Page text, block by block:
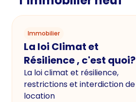
Immobilier
La loi Climat et
Résilience , c'est quoi?
La loi climat et résilience,
restrictions et interdiction de
location